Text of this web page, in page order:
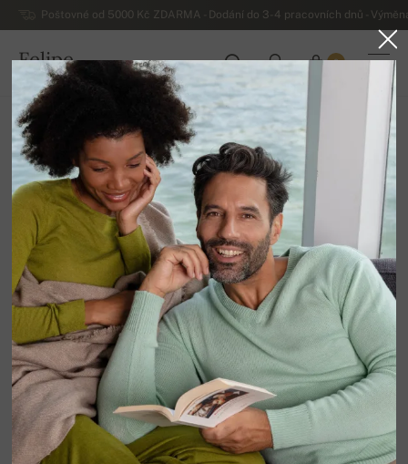
Poštovné od 5000 Kč ZDARMA - Dodání do 3-4 pracovních dnů -
Felipe
ČESKO
0
Domů Luxusní dámské kašmírové svetry